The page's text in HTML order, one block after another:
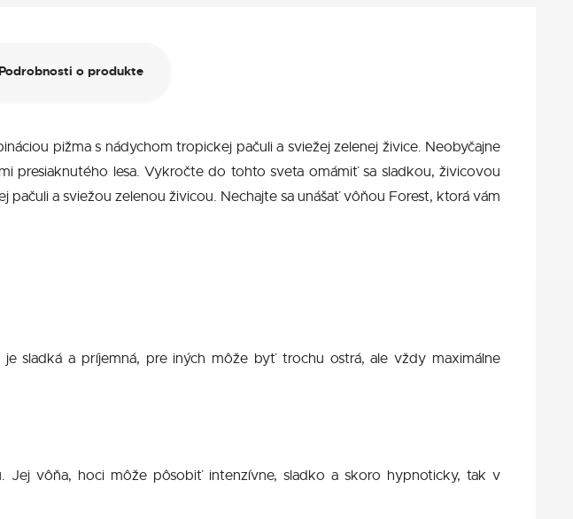
Podrobnosti o produkte
pižma s nádychom tropickej pačuli a sviežej zelenej živice. Neobyčajne
presiaknutého lesa. Vykročte do tohto sveta omámiť sa sladkou, živicovou
a sviežou zelenou živicou. Nechajte sa unášať vôňou Forest, ktorá vám
sladká a príjemná, pre iných môže byť trochu ostrá, ale vždy maximálne
Jej vôňa, hoci môže pôsobiť intenzívne, sladko a skoro hypnoticky, tak v